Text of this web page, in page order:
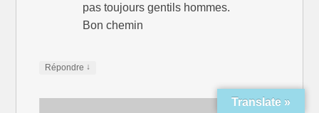
pas toujours gentils hommes.
Bon chemin
Répondre ↓
Translate »